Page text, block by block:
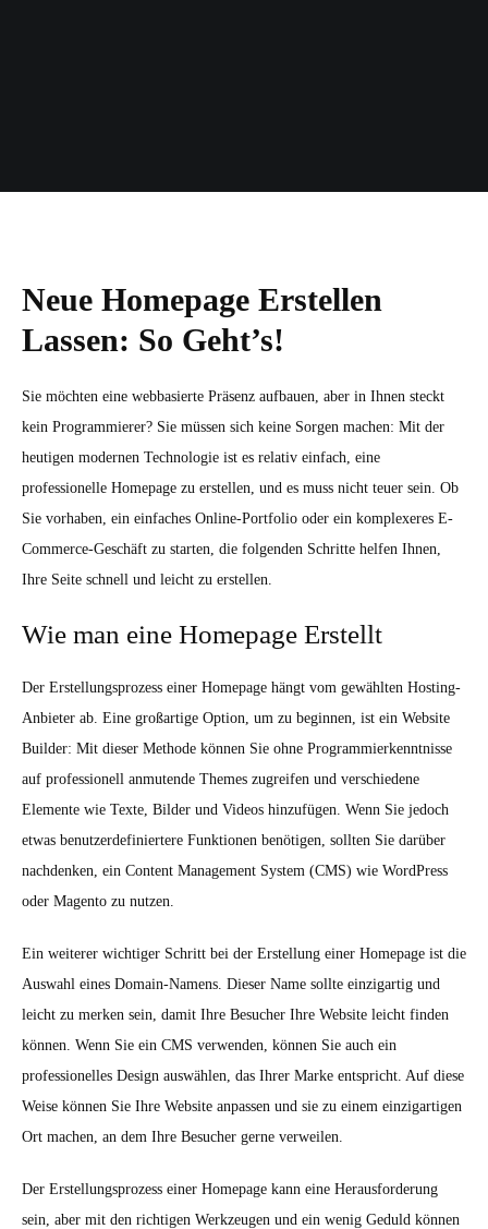
Neue Homepage Erstellen
Lassen: So Geht’s!
Sie möchten eine webbasierte Präsenz aufbauen, aber in Ihnen steckt
kein Programmierer? Sie müssen sich keine Sorgen machen: Mit der
heutigen modernen Technologie ist es relativ einfach, eine
professionelle Homepage zu erstellen, und es muss nicht teuer sein. Ob
Sie vorhaben, ein einfaches Online-Portfolio oder ein komplexeres E-
Commerce-Geschäft zu starten, die folgenden Schritte helfen Ihnen,
Ihre Seite schnell und leicht zu erstellen.
Wie man eine Homepage Erstellt
Der Erstellungsprozess einer Homepage hängt vom gewählten Hosting-
Anbieter ab. Eine großartige Option, um zu beginnen, ist ein Website
Builder: Mit dieser Methode können Sie ohne Programmierkenntnisse
auf professionell anmutende Themes zugreifen und verschiedene
Elemente wie Texte, Bilder und Videos hinzufügen. Wenn Sie jedoch
etwas benutzerdefiniertere Funktionen benötigen, sollten Sie darüber
nachdenken, ein Content Management System (CMS) wie WordPress
oder Magento zu nutzen.
Ein weiterer wichtiger Schritt bei der Erstellung einer Homepage ist die
Auswahl eines Domain-Namens. Dieser Name sollte einzigartig und
leicht zu merken sein, damit Ihre Besucher Ihre Website leicht finden
können. Wenn Sie ein CMS verwenden, können Sie auch ein
professionelles Design auswählen, das Ihrer Marke entspricht. Auf diese
Weise können Sie Ihre Website anpassen und sie zu einem einzigartigen
Ort machen, an dem Ihre Besucher gerne verweilen.
Der Erstellungsprozess einer Homepage kann eine Herausforderung
sein, aber mit den richtigen Werkzeugen und ein wenig Geduld können